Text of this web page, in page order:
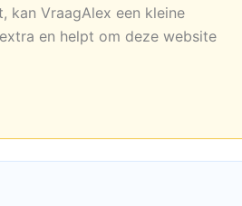
kan VraagAlex een kleine
en helpt om deze website